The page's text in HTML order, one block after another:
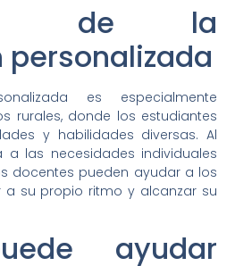
de la
es especialmente
rurales, donde los estudiantes
y habilidades diversas. Al
a las necesidades individuales
docentes pueden ayudar a los
a su propio ritmo y alcanzar su
ayudar